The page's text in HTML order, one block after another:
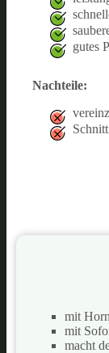
gutes
Nachteile:
mit
mit
macht